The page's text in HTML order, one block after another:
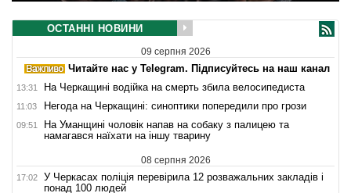
ОСТАННІ НОВИНИ
09 серпня 2026
Читайте нас у Telegram. Підписуйтесь на наш канал
13:31 На Черкащині водійка на смерть збила велосипедиста
11:03 Негода на Черкащині: синоптики попередили про грози
09:51
На Уманщині чоловік напав на собаку з палицею та
намагався наїхати на іншу тварину
08 серпня 2026
17:02
У Черкасах поліція перевірила 12 розважальних закладів і
понад 100 людей